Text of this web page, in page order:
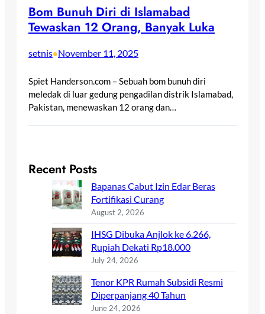
Bom Bunuh Diri di Islamabad
Tewaskan 12 Orang, Banyak Luka
setnis•November 11, 2025
Spiet Handerson.com – Sebuah bom bunuh diri
meledak di luar gedung pengadilan distrik Islamabad,
Pakistan, menewaskan 12 orang dan…
Recent Posts
Bapanas Cabut Izin Edar Beras
Fortifikasi Curang
August 2, 2026
IHSG Dibuka Anjlok ke 6.266,
Rupiah Dekati Rp18.000
July 24, 2026
Tenor KPR Rumah Subsidi Resmi
Diperpanjang 40 Tahun
June 24, 2026